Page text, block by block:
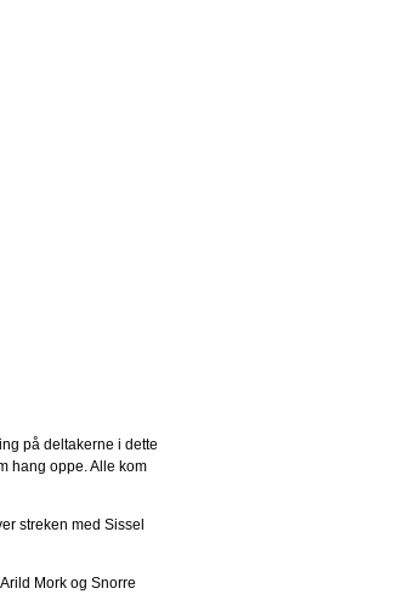
på deltakerne i dette
hang oppe. Alle kom
streken med Sissel
Mork og Snorre